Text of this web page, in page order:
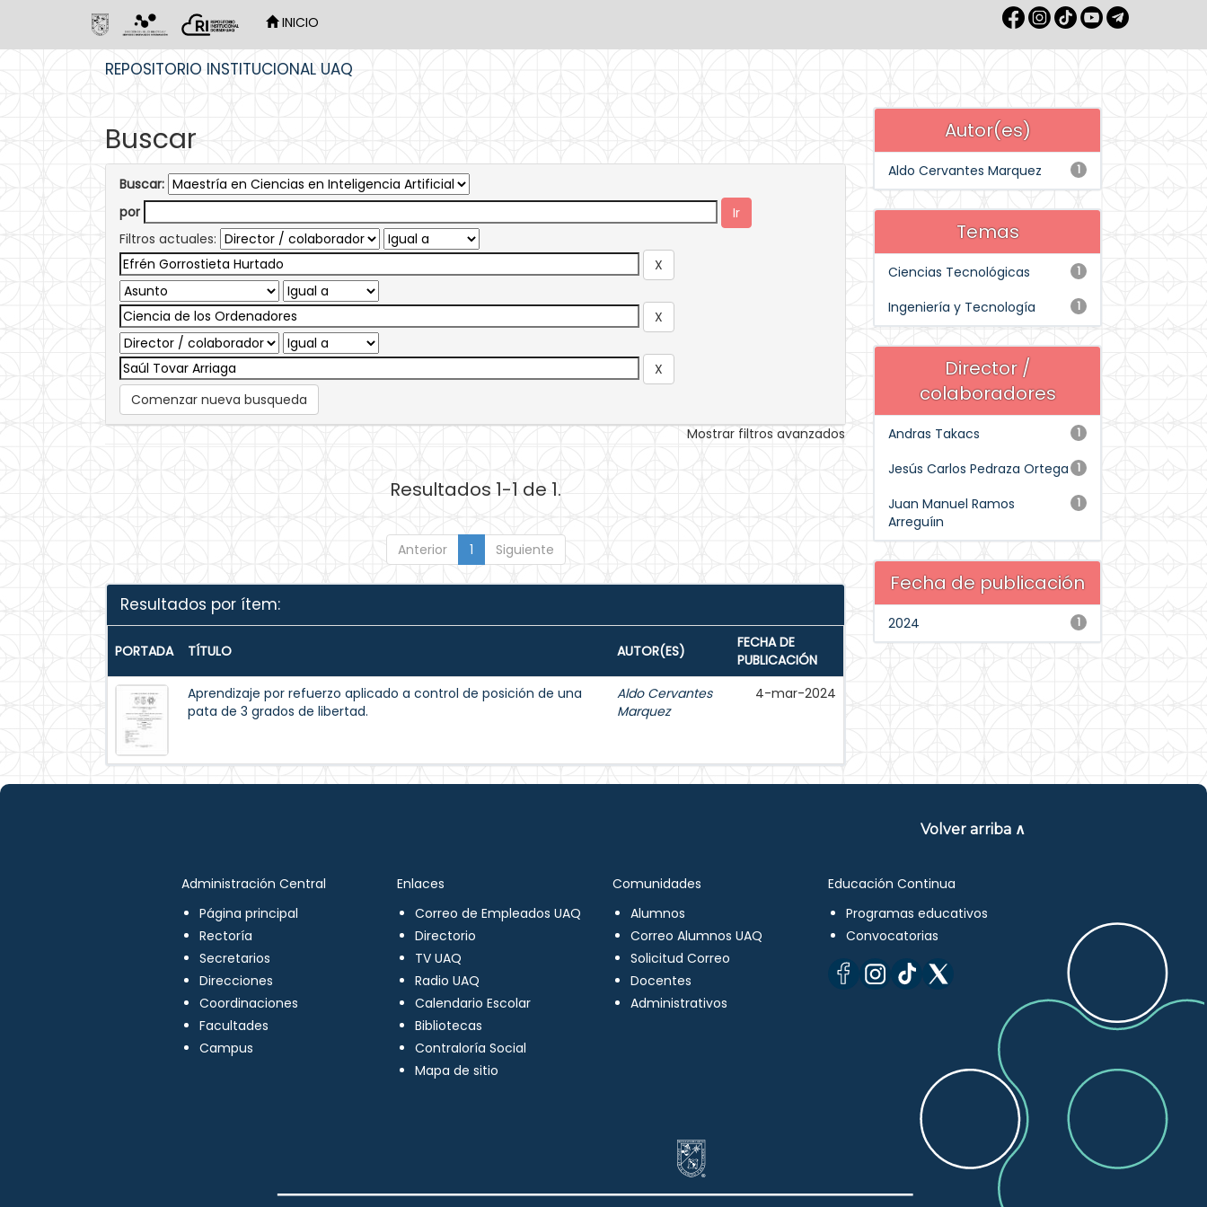
INICIO
REPOSITORIO INSTITUCIONAL UAQ
Buscar
Buscar:
por
Filtros actuales:
Comenzar nueva busqueda
Mostrar filtros avanzados
Resultados 1-1 de 1.
Anterior 1 Siguiente
Resultados por ítem:
PORTADA TÍTULO AUTOR(ES)
FECHA DE
PUBLICACIÓN
Aprendizaje por refuerzo aplicado a control de posición de una
pata de 3 grados de libertad.
Aldo Cervantes
Marquez
4-mar-2024
Autor(es)
1
Aldo Cervantes Marquez
Temas
1
Ciencias Tecnológicas
1
Ingeniería y Tecnología
Director /
colaboradores
1
Andras Takacs
1
Jesús Carlos Pedraza Ortega
1
Juan Manuel Ramos
Arreguíın
Fecha de publicación
1
2024
Volver arriba ∧
Administración Central
Página principal
Rectoría
Secretarios
Direcciones
Coordinaciones
Facultades
Campus
Enlaces
Correo de Empleados UAQ
Directorio
TV UAQ
Radio UAQ
Calendario Escolar
Bibliotecas
Contraloría Social
Mapa de sitio
Comunidades
Alumnos
Correo Alumnos UAQ
Solicitud Correo
Docentes
Administrativos
Educación Continua
Programas educativos
Convocatorias